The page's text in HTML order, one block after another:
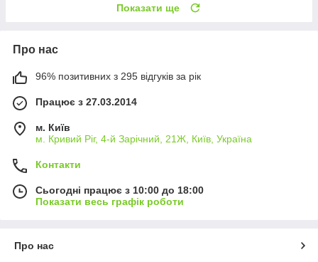
Показати ще
Про нас
96% позитивних з 295 відгуків за рік
Працює з 27.03.2014
м. Київ
м. Кривий Ріг, 4-й Зарічний, 21Ж, Київ, Україна
Контакти
Сьогодні працює з 10:00 до 18:00
Показати весь графік роботи
Про нас